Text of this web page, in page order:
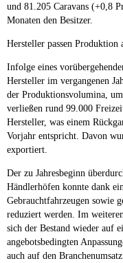
und 81.205 Caravans (+0,8
Monaten den Besitzer.
Hersteller passen Produktion
Infolge eines
Hersteller im vergangenen
der Produktionsvolumina,
verließen rund 99.000
Hersteller, was einem
Vorjahr entspricht. Davon
exportiert.
Der zu Jahresbeginn
Händlerhöfen konnte dank
Gebrauchtfahrzeugen sowie
reduziert werden. Im
sich der Bestand wieder auf
angebotsbedingten
auch auf den